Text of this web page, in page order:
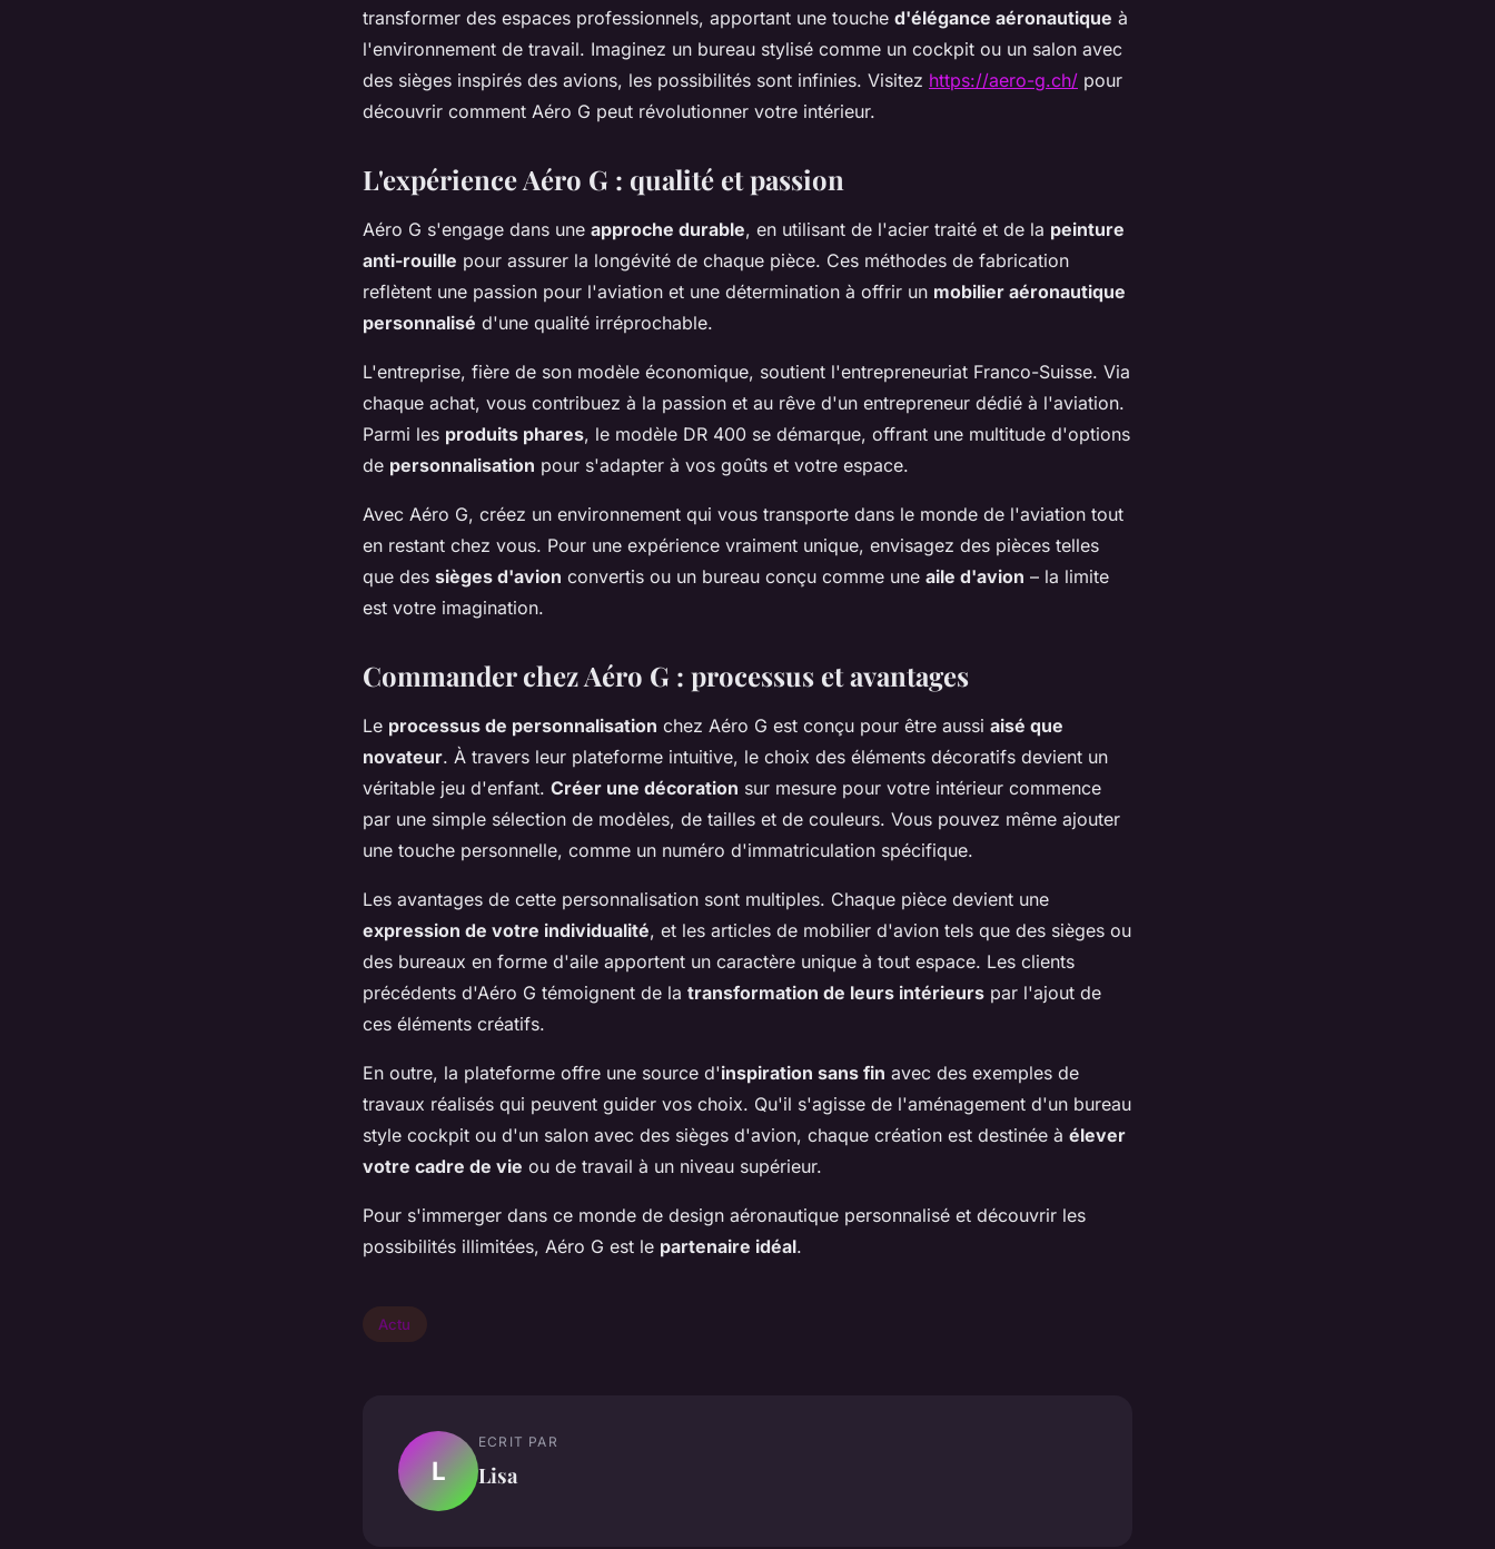
transformer des espaces professionnels, apportant une touche d'élégance aéronautique à
l'environnement de travail. Imaginez un bureau stylisé comme un cockpit ou un salon avec
des sièges inspirés des avions, les possibilités sont infinies. Visitez https://aero-g.ch/ pour
découvrir comment Aéro G peut révolutionner votre intérieur.
L'expérience Aéro G : qualité et passion
Aéro G s'engage dans une approche durable, en utilisant de l'acier traité et de la peinture
anti-rouille pour assurer la longévité de chaque pièce. Ces méthodes de fabrication
reflètent une passion pour l'aviation et une détermination à offrir un mobilier aéronautique
personnalisé d'une qualité irréprochable.
L'entreprise, fière de son modèle économique, soutient l'entrepreneuriat Franco-Suisse. Via
chaque achat, vous contribuez à la passion et au rêve d'un entrepreneur dédié à l'aviation.
Parmi les produits phares, le modèle DR 400 se démarque, offrant une multitude d'options
de personnalisation pour s'adapter à vos goûts et votre espace.
Avec Aéro G, créez un environnement qui vous transporte dans le monde de l'aviation tout
en restant chez vous. Pour une expérience vraiment unique, envisagez des pièces telles
que des sièges d'avion convertis ou un bureau conçu comme une aile d'avion – la limite
est votre imagination.
Commander chez Aéro G : processus et avantages
Le processus de personnalisation chez Aéro G est conçu pour être aussi aisé que
novateur. À travers leur plateforme intuitive, le choix des éléments décoratifs devient un
véritable jeu d'enfant. Créer une décoration sur mesure pour votre intérieur commence
par une simple sélection de modèles, de tailles et de couleurs. Vous pouvez même ajouter
une touche personnelle, comme un numéro d'immatriculation spécifique.
Les avantages de cette personnalisation sont multiples. Chaque pièce devient une
expression de votre individualité, et les articles de mobilier d'avion tels que des sièges ou
des bureaux en forme d'aile apportent un caractère unique à tout espace. Les clients
précédents d'Aéro G témoignent de la transformation de leurs intérieurs par l'ajout de
ces éléments créatifs.
En outre, la plateforme offre une source d'inspiration sans fin avec des exemples de
travaux réalisés qui peuvent guider vos choix. Qu'il s'agisse de l'aménagement d'un bureau
style cockpit ou d'un salon avec des sièges d'avion, chaque création est destinée à élever
votre cadre de vie ou de travail à un niveau supérieur.
Pour s'immerger dans ce monde de design aéronautique personnalisé et découvrir les
possibilités illimitées, Aéro G est le partenaire idéal.
Actu
L
ECRIT PAR
Lisa